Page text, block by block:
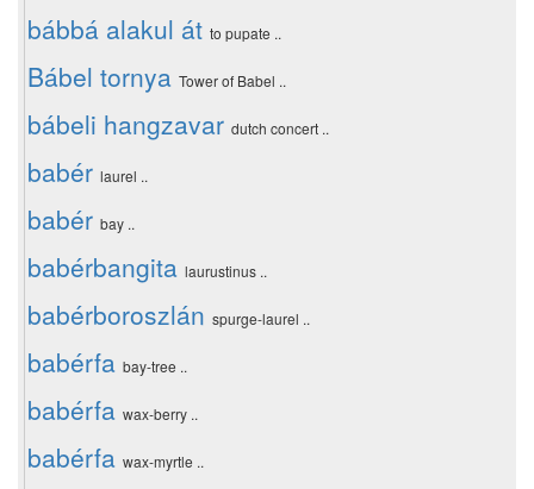
bábbá alakul át to pupate ..
Bábel tornya Tower of Babel ..
bábeli hangzavar dutch concert ..
babér laurel ..
babér bay ..
babérbangita laurustinus ..
babérboroszlán spurge-laurel ..
babérfa bay-tree ..
babérfa wax-berry ..
babérfa wax-myrtle ..